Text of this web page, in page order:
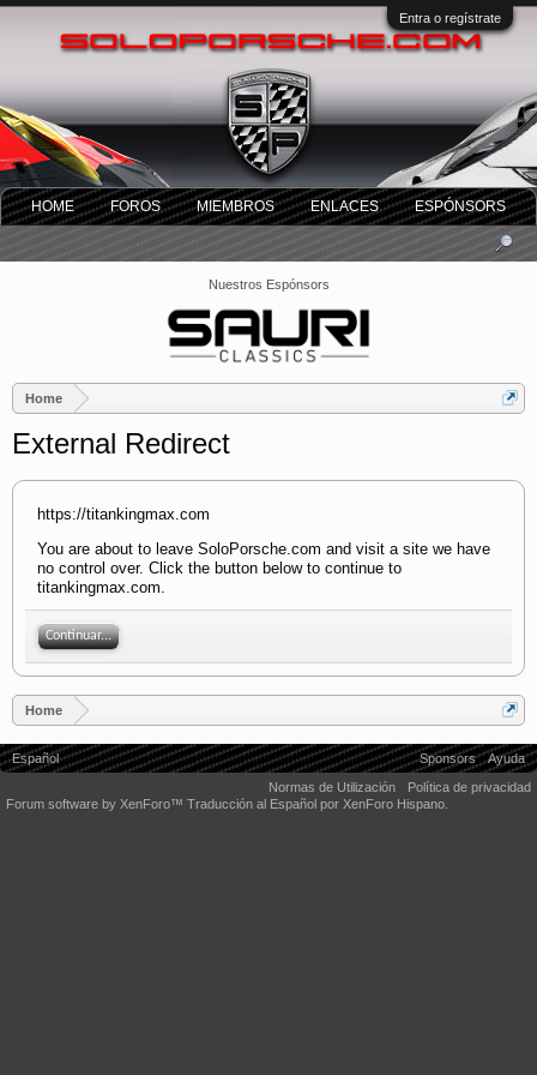
Entra o regístrate
Nuestros Espónsors
Home
External Redirect
https://titankingmax.com
You are about to leave SoloPorsche.com and visit a site we have
no control over. Click the button below to continue to
titankingmax.com.
Continuar...
Home
HOME FOROS MIEMBROS ENLACES ESPÓNSORS
Español Sponsors
Ayuda
Normas de Utilización
Política de privacidad
Forum software by XenForo™ Traducción al Español por XenForo Hispano.